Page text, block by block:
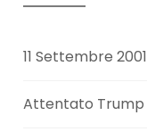
11 Settembre 2001
Attentato Trump